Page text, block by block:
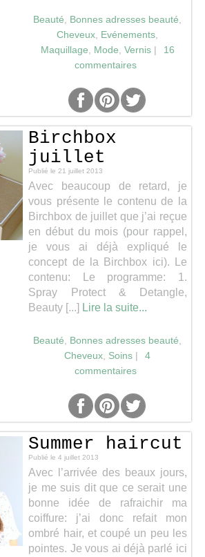
Beauté, Bonnes adresses beauté,
Cheveux, Evénements,
Maquillage, Mode, Vernis|
16
commentaires
Birchbox
juillet
Publié le21 juillet 2013
Avec beaucoup de retard, je
vous présente le contenu de la
Birchbox de juillet que j’ai reçue
en début du mois (pour rappel,
je vous ai déjà expliqué le
concept de la Birchbox ici).
Le
contenu: Le programme: 1.
Spray Protect & Detangle,
Beauty [...] Lire la suite...
Beauté, Bonnes adresses beauté,
Cheveux, Soins |
4
commentaires
Summer haircut
Publié le4 juillet 2013
Avec l’arrivée des beaux jours,
je me suis dit que ce serait une
bonne idée de rafraichir ma
coiffure: j’ai donc refait mon
ombré hair, et coupé un peu les
pointes. Je vous ai déjà parlé ici